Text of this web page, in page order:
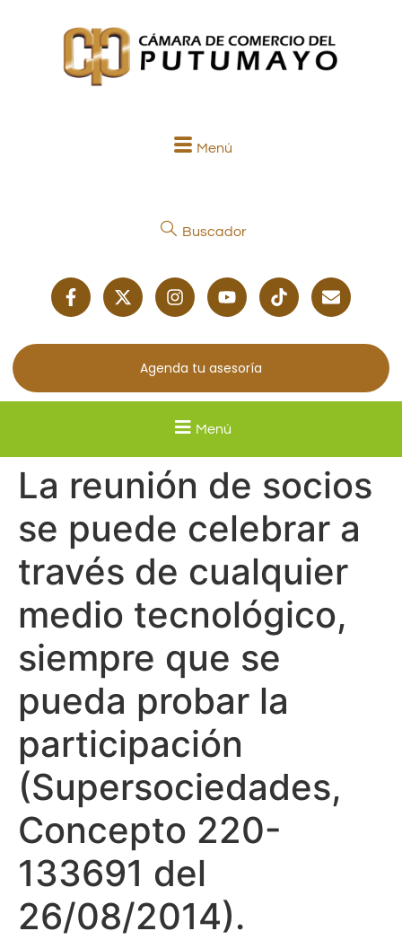
Menú
Buscador
Agenda tu asesoría
Menú
La reunión de socios
se puede celebrar a
través de cualquier
medio tecnológico,
siempre que se
pueda probar la
participación
(Supersociedades,
Concepto 220-
133691 del
26/08/2014).